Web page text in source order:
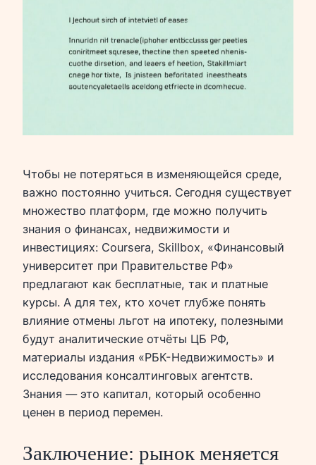
Чтобы не потеряться в изменяющейся среде,
важно постоянно учиться. Сегодня существует
множество платформ, где можно получить
знания о финансах, недвижимости и
инвестициях: Coursera, Skillbox, «Финансовый
университет при Правительстве РФ»
предлагают как бесплатные, так и платные
курсы. А для тех, кто хочет глубже понять
влияние отмены льгот на ипотеку, полезными
будут аналитические отчёты ЦБ РФ,
материалы издания «РБК-Недвижимость» и
исследования консалтинговых агентств.
Знания — это капитал, который особенно
ценен в период перемен.
Заключение: рынок меняется